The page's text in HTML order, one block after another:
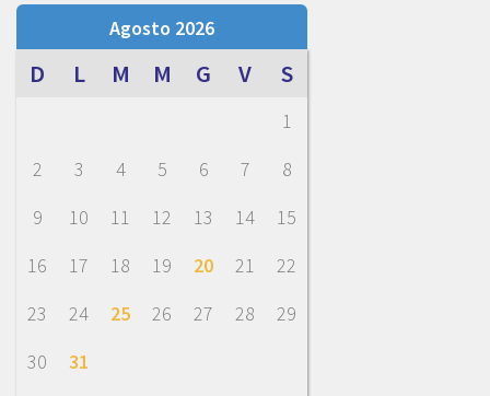
Agosto 2026
D L M M G V S
1
2
3 4 5 6 7
8
9
10 11 12 13 14
15
16
17 18 19 20 21
22
23
24 25 26 27 28
29
30
31